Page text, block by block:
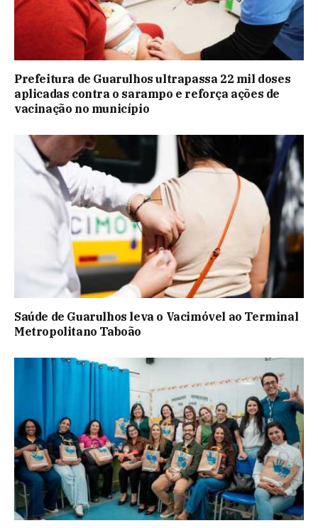
Prefeitura de Guarulhos ultrapassa 22 mil doses
aplicadas contra o sarampo e reforça ações de
vacinação no município
Saúde de Guarulhos leva o Vacimóvel ao Terminal
Metropolitano Taboão